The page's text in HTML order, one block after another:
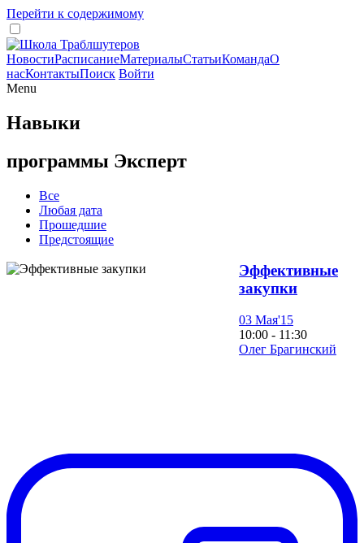
Перейти к содержимому
НовостиРасписаниеМатериалыСтатьиКомандаО
насКонтактыПоиск Войти
Menu
Навыки
программы Эксперт
Все
Любая дата
Прошедшие
Предстоящие
Эффективные
закупки
03 Мая'15
10:00 - 11:30
Олег Брагинский